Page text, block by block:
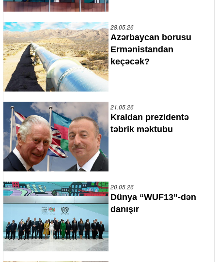
28.05.26
Azərbaycan borusu
Ermənistandan
keçəcək?
21.05.26
Kraldan prezidentə
təbrik məktubu
20.05.26
Dünya “WUF13”-dən
danışır